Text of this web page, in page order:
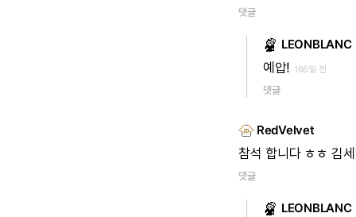
댓글
LEONBLANC
예압! 166일 전
댓글
RedVelvet
참석 합니다 ㅎㅎ 김
댓글
LEONBLANC